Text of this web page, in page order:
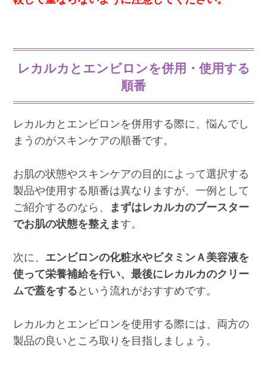
レカルカとエンビロンを併用・使用する
順番
レカルカとエンビロンを併用する際に、悩んでし
まうのがスキンケアの順番です。
お肌の状態やスキンケアの目的によって選択する
製品や使用する順番は異なりますが、一例として
ご紹介するのなら、
まずはレカルカのブースター
でお肌の状態を整えます。
次に、 エンビロンの化粧水やビタミンＡ美容液を
使って栄養補給を行い、最後にレカルカのクリー
ムで蓋をする という流れがおすすめです。
レカルカとエンビロンを使用する際には、両方の
製品の良いところ取りを目指しましょう。